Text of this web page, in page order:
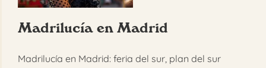
Madrilucía en Madrid
Madrilucía en Madrid: feria del sur, plan del sur